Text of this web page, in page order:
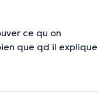
ce qu on
que qd il explique